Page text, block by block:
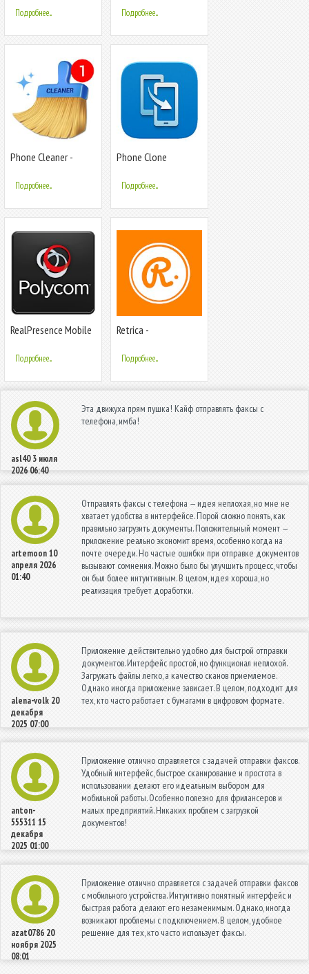
Test)
Подробнее...
ускоритель,
оптимизатор
Подробнее...
Phone Cleaner -
Antivirus
Подробнее...
Phone Clone
Подробнее...
RealPresence Mobile
Подробнее...
Retrica -
фильтр камеры
Подробнее...
asl40 3 июля
2026 06:40
Эта движуха прям пушка! Кайф отправлять факсы с
телефона, имба!
artemoon10
апреля 2026
01:40
Отправлять факсы с телефона — идея неплохая, но мне не
хватает удобства в интерфейсе. Порой сложно понять, как
правильно загрузить документы. Положительный момент —
приложение реально экономит время, особенно когда на
почте очереди. Но частые ошибки при отправке документов
вызывают сомнения. Можно было бы улучшить процесс, чтобы
он был более интуитивным. В целом, идея хороша, но
реализация требует доработки.
alena-volk 20
декабря
2025 07:00
Приложение действительно удобно для быстрой отправки
документов. Интерфейс простой, но функционал неплохой.
Загружать файлы легко, а качество сканов приемлемое.
Однако иногда приложение зависает. В целом, подходит для
тех, кто часто работает с бумагами в цифровом формате.
anton-
555311 15
декабря
2025 01:00
Приложение отлично справляется с задачей отправки факсов.
Удобный интерфейс, быстрое сканирование и простота в
использовании делают его идеальным выбором для
мобильной работы. Особенно полезно для фрилансеров и
малых предприятий. Никаких проблем с загрузкой
документов!
azat0786 20
ноября 2025
08:01
Приложение отлично справляется с задачей отправки факсов
с мобильного устройства. Интуитивно понятный интерфейс и
быстрая работа делают его незаменимым. Однако, иногда
возникают проблемы с подключением. В целом, удобное
решение для тех, кто часто использует факсы.